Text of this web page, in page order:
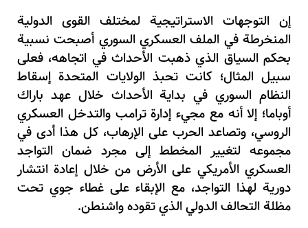
إن التوجهات الاستراتيجية لمختلف القوى الدولية
المنخرطة في الملف العسكري السوري أصبحت نسبية
بحكم السياق الذي ذهبت الأحداث في اتجاهه، فعلى
سبيل المثال؛ كانت تحبذ الولايات المتحدة إسقاط
النظام السوري في بداية الأحداث خلال عهد باراك
أوباما؛ إلا أنه مع مجيء إدارة ترامب والتدخل العسكري
الروسي، وتصاعد الحرب على الإرهاب، كل هذا أدى في
مجموعه لتغيير المخطط إلى مجرد ضمان التواجد
العسكري الأمريكي على الأرض من خلال إعادة انتشار
دورية لهذا التواجد، مع الإبقاء على غطاء جوي تحت
مظلة التحالف الدولي الذي تقوده واشنطن.